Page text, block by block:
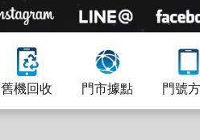
舊機回收 門市據點 門號